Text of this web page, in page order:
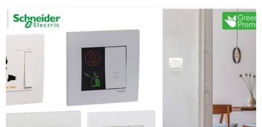
GoPact 800 Át to mát MCCB GoPact Schneider